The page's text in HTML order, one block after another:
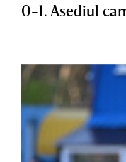
0-1. Asediul